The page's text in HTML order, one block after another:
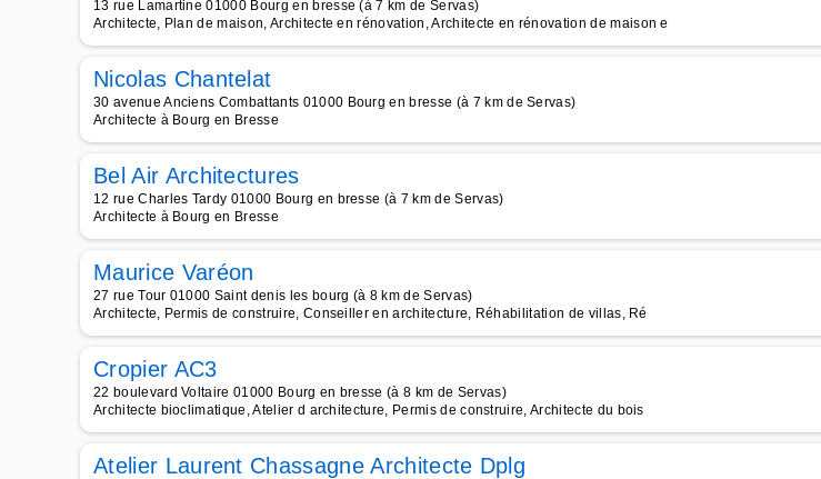
13 rue Lamartine 01000 Bourg en bresse (à 7 km de Servas)
Architecte, Plan de maison, Architecte en rénovation, Architecte en rénovation de maison e
Nicolas Chantelat
30 avenue Anciens Combattants 01000 Bourg en bresse (à 7 km de Servas)
Architecte à Bourg en Bresse
Bel Air Architectures
12 rue Charles Tardy 01000 Bourg en bresse (à 7 km de Servas)
Architecte à Bourg en Bresse
Maurice Varéon
27 rue Tour 01000 Saint denis les bourg (à 8 km de Servas)
Architecte, Permis de construire, Conseiller en architecture, Réhabilitation de villas, Ré
Cropier AC3
22 boulevard Voltaire 01000 Bourg en bresse (à 8 km de Servas)
Architecte bioclimatique, Atelier d architecture, Permis de construire, Architecte du bois
Atelier Laurent Chassagne Architecte Dplg